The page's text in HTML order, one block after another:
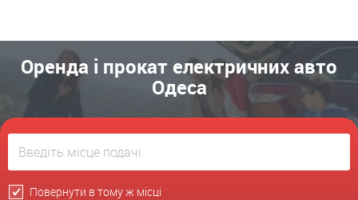
Оренда і прокат електричних авто
Одеса
Повернути в тому ж місці